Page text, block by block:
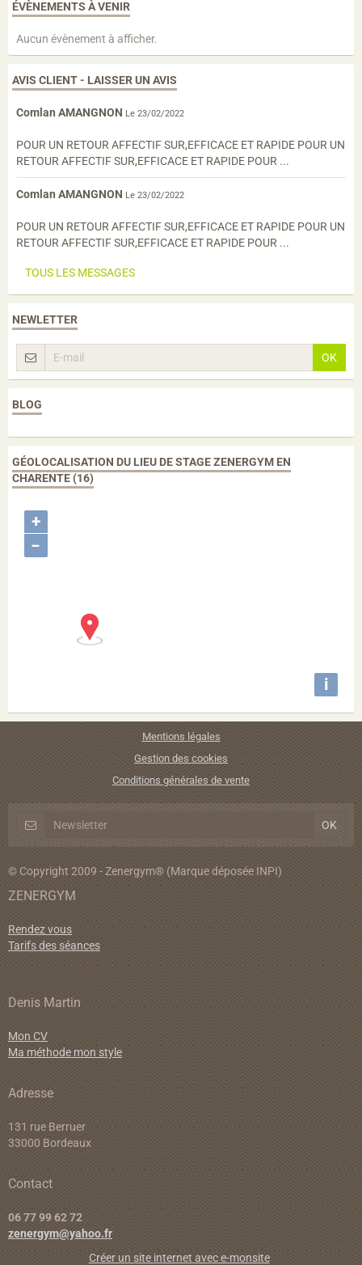
ÉVÈNEMENTS À VENIR
Aucun évènement à afficher.
AVIS CLIENT - LAISSER UN AVIS
Comlan AMANGNON Le 23/02/2022
POUR UN RETOUR AFFECTIF SUR,EFFICACE ET RAPIDE POUR UN
RETOUR AFFECTIF SUR,EFFICACE ET RAPIDE POUR ...
Comlan AMANGNON Le 23/02/2022
POUR UN RETOUR AFFECTIF SUR,EFFICACE ET RAPIDE POUR UN
RETOUR AFFECTIF SUR,EFFICACE ET RAPIDE POUR ...
TOUS LES MESSAGES
NEWLETTER
OK
BLOG
GÉOLOCALISATION DU LIEU DE STAGE ZENERGYM EN
CHARENTE (16)
+
−
i
Mentions légales
Gestion des cookies
Conditions générales de vente
© Copyright 2009 - Zenergym® (Marque déposée INPI)
ZENERGYM
Rendez vous
Tarifs des séances
Denis Martin
Mon CV
Ma méthode mon style
Adresse
131 rue Berruer
33000 Bordeaux
Contact
06 77 99 62 72
zenergym@yahoo.fr
Créer un site internet avec e-monsite